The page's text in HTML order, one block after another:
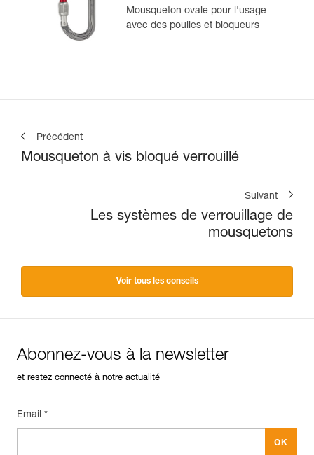
Mousqueton ovale pour l'usage
avec des poulies et bloqueurs
Précédent
Mousqueton à vis bloqué verrouillé
Suivant
Les systèmes de verrouillage de
mousquetons
Voir tous les conseils
Abonnez-vous à la newsletter
et restez connecté à notre actualité
Email *